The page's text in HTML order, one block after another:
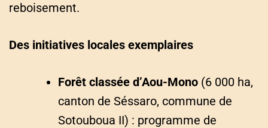
reboisement.
Des initiatives locales exemplaires
Forêt classée d’Aou-Mono (6 000 ha,
canton de Séssaro, commune de
Sotouboua II) : programme de